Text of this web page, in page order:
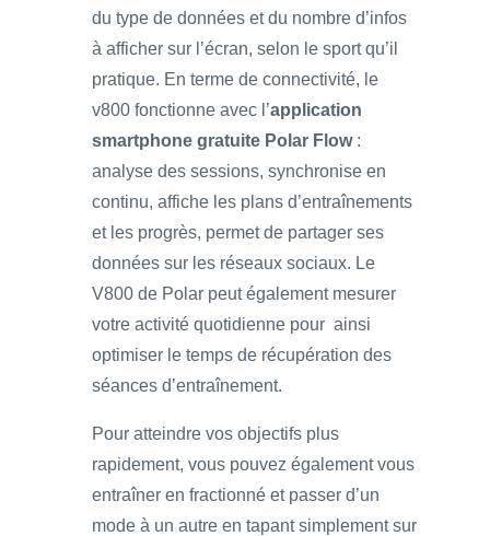
du type de données et du nombre d’infos
à afficher sur l’écran, selon le sport qu’il
pratique. En terme de connectivité, le
v800 fonctionne avec l’application
smartphone gratuite Polar Flow:
analyse des sessions, synchronise en
continu, affiche les plans d’entraînements
et les progrès, permet de partager ses
données sur les réseaux sociaux. Le
V800 de Polar peut également mesurer
votre activité quotidienne pour ainsi
optimiser le temps de récupération des
séances d’entraînement.
Pour atteindre vos objectifs plus
rapidement, vous pouvez également vous
entraîner en fractionné et passer d’un
mode à un autre en tapant simplement sur